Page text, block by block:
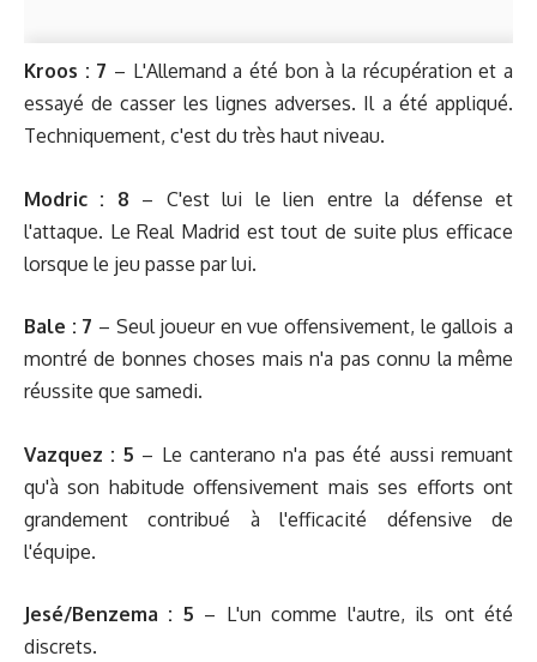
Kroos : 7 – L'Allemand a été bon à la récupération et a
essayé de casser les lignes adverses. Il a été appliqué.
Techniquement, c'est du très haut niveau.
Modric : 8 – C'est lui le lien entre la défense et
l'attaque. Le Real Madrid est tout de suite plus efficace
lorsque le jeu passe par lui.
Bale : 7 – Seul joueur en vue offensivement, le gallois a
montré de bonnes choses mais n'a pas connu la même
réussite que samedi.
Vazquez : 5 – Le canterano n'a pas été aussi remuant
qu'à son habitude offensivement mais ses efforts ont
grandement contribué à l'efficacité défensive de
l'équipe.
Jesé/Benzema : 5 – L'un comme l'autre, ils ont été
discrets.